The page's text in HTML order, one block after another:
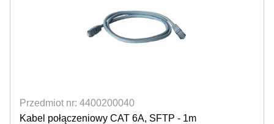
Przedmiot nr: 4400200040
Kabel połączeniowy CAT 6A, SFTP - 1m